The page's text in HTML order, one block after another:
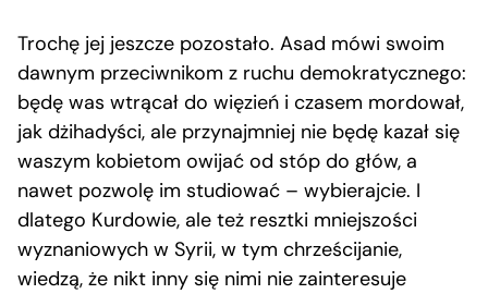
Trochę jej jeszcze pozostało. Asad mówi swoim
dawnym przeciwnikom z ruchu demokratycznego:
będę was wtrącał do więzień i czasem mordował,
jak dżihadyści, ale przynajmniej nie będę kazał się
waszym kobietom owijać od stóp do głów, a
nawet pozwolę im studiować – wybierajcie. I
dlatego Kurdowie, ale też resztki mniejszości
wyznaniowych w Syrii, w tym chrześcijanie,
wiedzą, że nikt inny się nimi nie zainteresuje